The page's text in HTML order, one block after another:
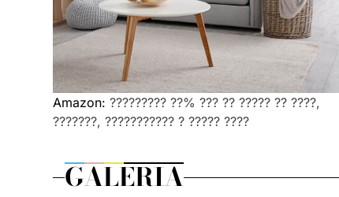
Amazon: ????????? ??% ??? ?? ????? ?? ????,
???????, ??????????? ? ????? ????
GALERIA